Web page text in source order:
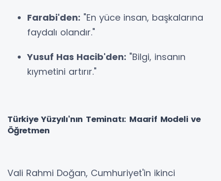
Farabi'den: "En yüce insan, başkalarına
faydalı olandır."
Yusuf Has Hacib'den: "Bilgi, insanın
kıymetini artırır."
Türkiye Yüzyılı'nın Teminatı: Maarif Modeli ve
Öğretmen
Vali Rahmi Doğan, Cumhuriyet'in ikinci